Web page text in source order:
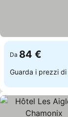
Da 84 €
Guarda i prezzi di